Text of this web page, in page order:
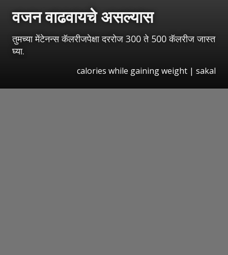
वजन वाढवायचे असल्यास
तुमच्या मेंटेनन्स कॅलरीजपेक्षा दररोज 300 ते 500 कॅलरीज जास्त
घ्या.
calories while gaining weight | sakal